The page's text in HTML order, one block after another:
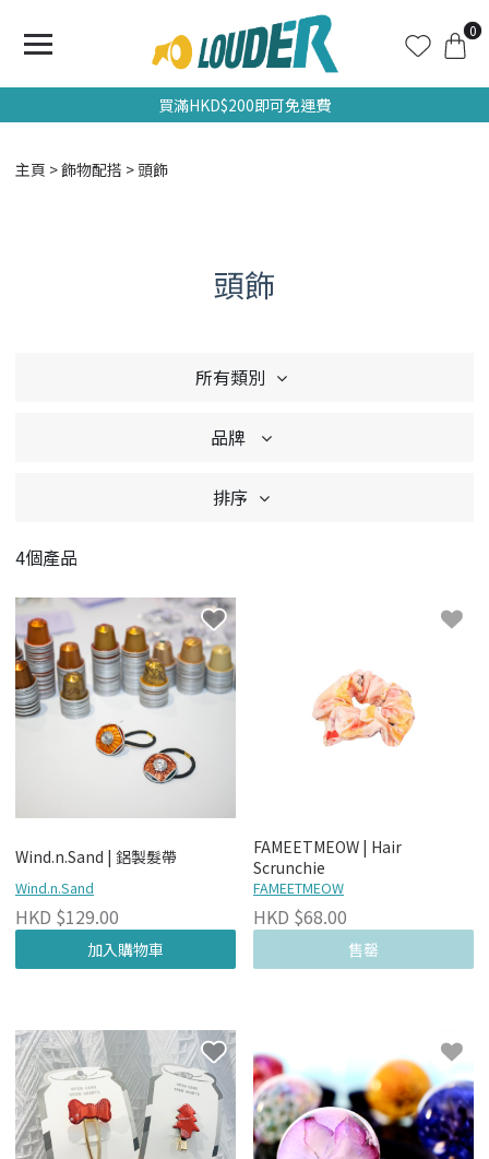
0
買滿HKD$200即可免運費
主頁 飾物配搭 頭飾
頭飾
所有類別
品牌
排序
4個產品
Wind.n.Sand | 鋁製髮帶
Wind.n.Sand
HKD $129.00
加入購物車
FAMEETMEOW | Hair
Scrunchie
FAMEETMEOW
HKD $68.00
售罄